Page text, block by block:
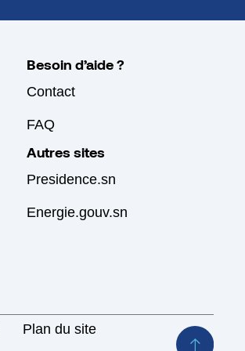
Besoin d’aide ?
Contact
FAQ
Autres sites
Presidence.sn
Energie.gouv.sn
Plan du site